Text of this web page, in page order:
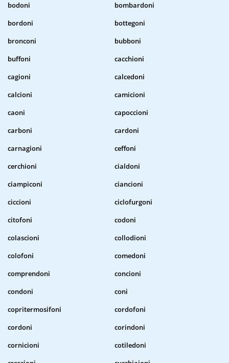
bodoni
bombardoni
bordoni
bottegoni
bronconi
bubboni
buffoni
cacchioni
cagioni
calcedoni
calcioni
camicioni
caoni
capoccioni
carboni
cardoni
carnagioni
ceffoni
cerchioni
cialdoni
ciampiconi
ciancioni
ciccioni
ciclofurgoni
citofoni
codoni
colascioni
collodioni
colofoni
comedoni
comprendoni
concioni
condoni
coni
copritermosifoni
cordofoni
cordoni
corindoni
cornicioni
cotiledoni